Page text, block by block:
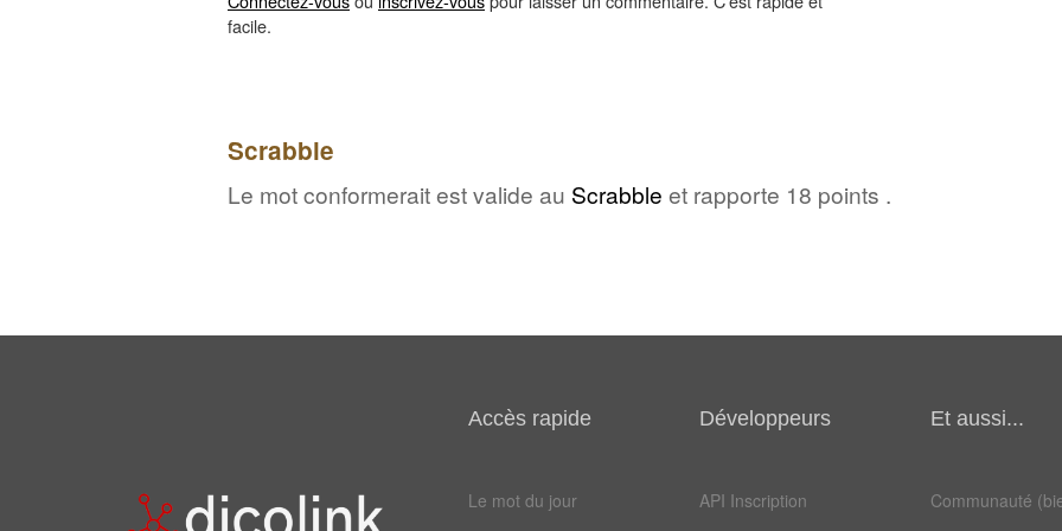
facile.
Scrabble
Le mot conformerait est valide au Scrabble et rapporte 18 points .
Accès rapide
Le mot du jour
Développeurs
API Inscription
Et aussi...
Communauté